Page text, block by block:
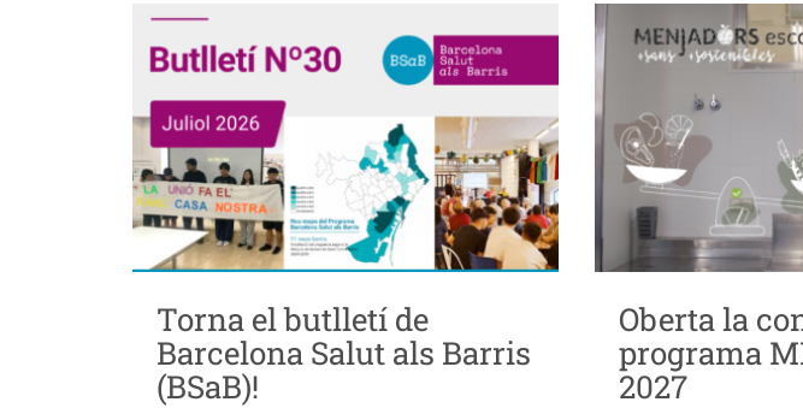
Torna el butlletí de
Barcelona Salut als Barris
(BSaB)!
Oberta la
programa
2027